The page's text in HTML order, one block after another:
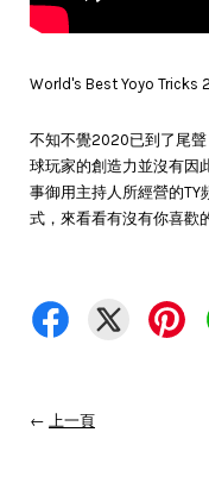
World's Best Yoyo Tricks
不知不覺2020已到了尾
球玩家的創造力並沒有因
事御用主持人所經營的TY
式，來看看有沒有你喜歡
← 上一頁